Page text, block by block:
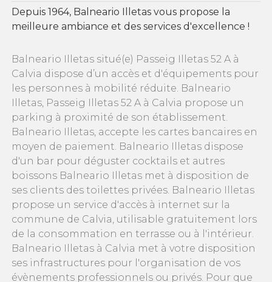
Depuis 1964, Balneario Illetas vous propose la
meilleure ambiance et des services d'excellence !
Balneario Illetas situé(e) Passeig Illetas 52 A à
Calvia dispose d’un accès et d'équipements pour
les personnes à mobilité réduite. Balneario
Illetas, Passeig Illetas 52 A à Calvia propose un
parking à proximité de son établissement.
Balneario Illetas, accepte les cartes bancaires en
moyen de paiement. Balneario Illetas dispose
d'un bar pour déguster cocktails et autres
boissons Balneario Illetas met à disposition de
ses clients des toilettes privées. Balneario Illetas
propose un service d'accès à internet sur la
commune de Calvia, utilisable gratuitement lors
de la consommation en terrasse ou à l'intérieur.
Balneario Illetas à Calvia met à votre disposition
ses infrastructures pour l'organisation de vos
évènements professionnels ou privés. Pour que